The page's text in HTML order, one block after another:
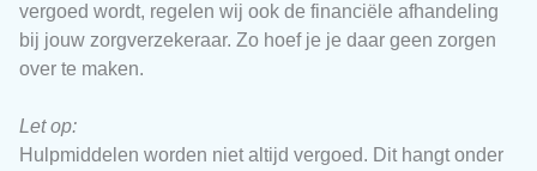
vergoed wordt, regelen wij ook de financiële afhandeling
bij jouw zorgverzekeraar. Zo hoef je je daar geen zorgen
over te maken.
Let op:
Hulpmiddelen worden niet altijd vergoed. Dit hangt onder